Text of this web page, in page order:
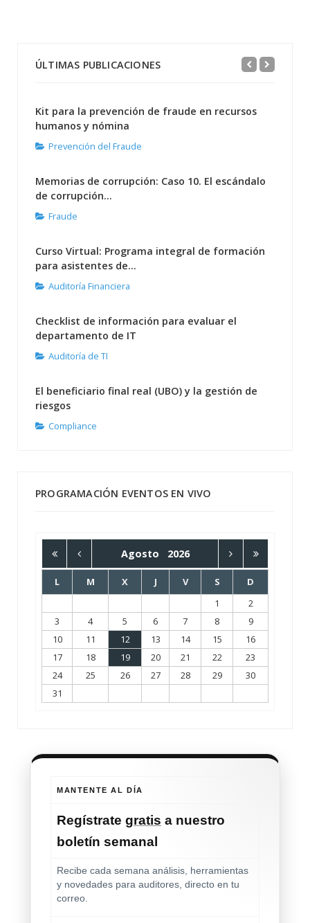
ÚLTIMAS PUBLICACIONES
Kit para la prevención de fraude en recursos
humanos y nómina
Prevención del Fraude
Memorias de corrupción: Caso 10. El escándalo
de corrupción...
Fraude
Curso Virtual: Programa integral de formación
para asistentes de...
Auditoría Financiera
Checklist de información para evaluar el
departamento de IT
Auditoría de TI
El beneficiario final real (UBO) y la gestión de
riesgos
Compliance
PROGRAMACIÓN EVENTOS EN VIVO
Agosto 2026
L M X J V S
D
1
2
3
4 5 6 7 8
9
10
11 12 13 14 15
16
17
18 19 20 21 22
23
24
25 26 27 28 29
30
31
MANTENTE AL DÍA
Regístrate gratis a nuestro
boletín semanal
Recibe cada semana análisis, herramientas
y novedades para auditores, directo en tu
correo.